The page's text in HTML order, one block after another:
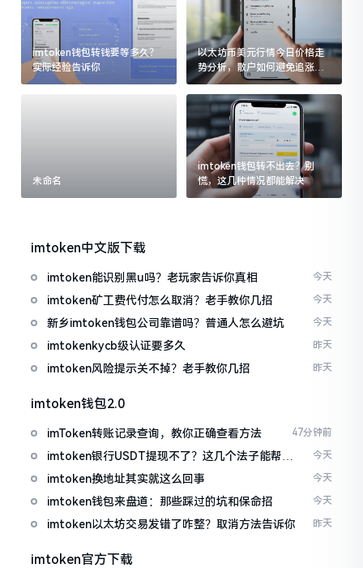
imtoken钱包转钱要等多久？
实际经验告诉你
以太坊币美元行情今日价格走
势分析，散户如何避免追涨杀
跌被套牢
未命名
imtoken钱包转不出去？别
慌，这几种情况都能解决
imtoken中文版下载
imtoken能识别黑u吗？老玩家告诉你真相 今天
imtoken矿工费代付怎么取消？老手教你几招 今天
新乡imtoken钱包公司靠谱吗？普通人怎么避坑 今天
imtokenkycb级认证要多久 昨天
imtoken风险提示关不掉？老手教你几招 昨天
imtoken钱包2.0
imToken转账记录查询，教你正确查看方法 47分钟前
imtoken银行USDT提现不了？这几个法子能帮你
搞定
今天
imtoken换地址其实就这么回事 今天
imtoken钱包来盘道：那些踩过的坑和保命招 今天
imtoken以太坊交易发错了咋整？取消方法告诉你 昨天
imtoken官方下载